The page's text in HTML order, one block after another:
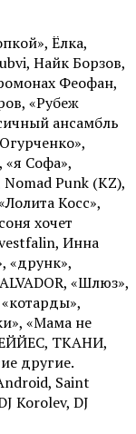
Ёлка,
Найк Борзов,
Феофан,
«Рубеж
ансамбль
«я Софа»,
Punk (KZ),
Косс»,
хочет
Инна
«друнк»,
«Шлюз»,
«котарды»,
«Мама не
ТКАНИ,
другие.
Saint
Korolev, DJ